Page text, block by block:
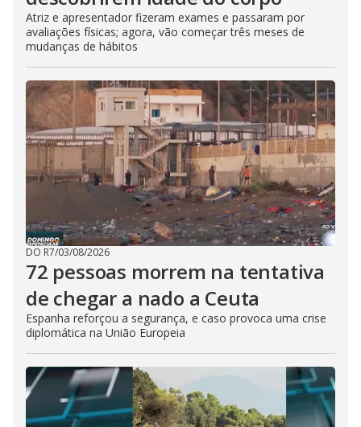
Atriz e apresentador fizeram exames e passaram por
avaliações físicas; agora, vão começar três meses de
mudanças de hábitos
DO R7/03/08/2026
72 pessoas morrem na tentativa
de chegar a nado a Ceuta
Espanha reforçou a segurança, e caso provoca uma crise
diplomática na União Europeia